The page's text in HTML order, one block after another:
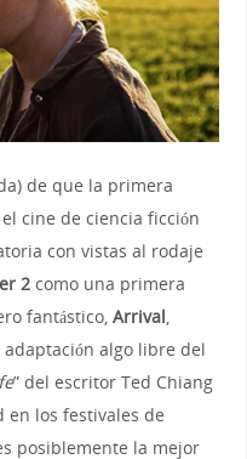
de que la primera
cine de ciencia ficción
con vistas al rodaje
2como una primera
fantástico, Arrival,
algo libre del
” del escritor Ted Chiang
los festivales de
posiblemente la mejor